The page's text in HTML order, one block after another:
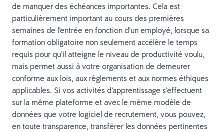
de manquer des échéances importantes. Cela est
particulièrement important au cours des premières
semaines de l’entrée en fonction d’un employé, lorsque sa
formation obligatoire non seulement accélère le temps
requis pour qu’il atteigne le niveau de productivité voulu,
mais permet aussi à votre organisation de demeurer
conforme aux lois, aux règlements et aux normes éthiques
applicables. Si vos activités d’apprentissage s’effectuent
sur la même plateforme et avec le même modèle de
données que votre logiciel de recrutement, vous pouvez,
en toute transparence, transférer les données pertinentes